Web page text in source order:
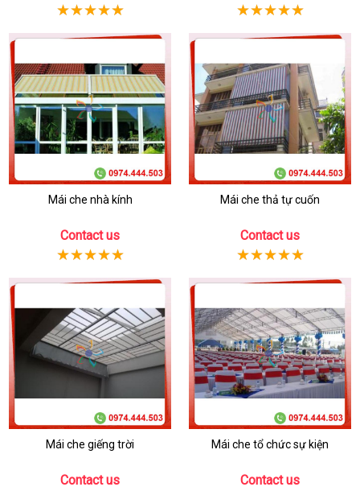
Mái che nhà kính
Contact us
Mái che thả tự cuốn
Contact us
Mái che giếng trời
Contact us
Mái che tổ chức sự kiện
Contact us